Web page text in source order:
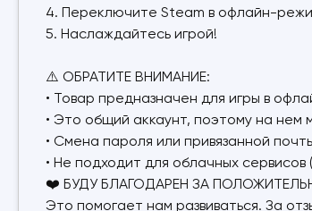
4. Переключите Steam в офлайн-
5. Наслаждайтесь игрой!
⚠️ ОБРАТИТЕ ВНИМАНИЕ:
• Товар предназначен для игры в
• Это общий аккаунт, поэтому на нем
• Смена пароля или привязанной
• Не подходит для облачных сервисов
❤️ БУДУ БЛАГОДАРЕН ЗА
Это помогает нам развиваться. За